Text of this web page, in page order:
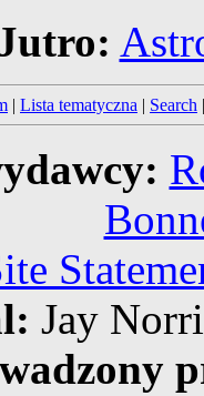
| Lista tematyczna | Search
Jay